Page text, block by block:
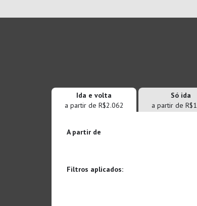
Ida e volta
a partir de R$2.062
Só ida
a partir de
A partir de
Filtros aplicados: